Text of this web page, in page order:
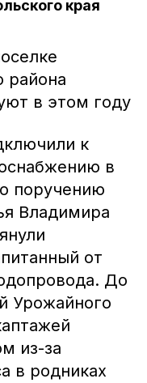
края
района
в этом году
к
в
поручению
Владимира
от
До
Урожайного
из-за
в родниках